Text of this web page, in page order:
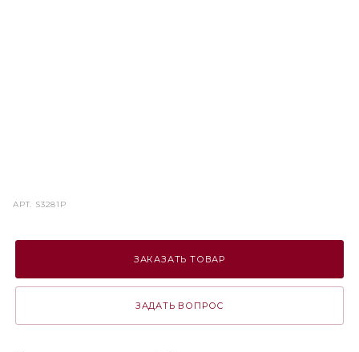
АРТ. S3281P
ЗАКАЗАТЬ ТОВАР
ЗАДАТЬ ВОПРОС